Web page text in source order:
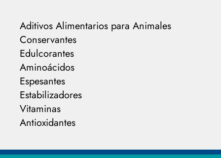
Aditivos Alimentarios para Animales
Conservantes
Edulcorantes
Aminoácidos
Espesantes
Estabilizadores
Vitaminas
Antioxidantes